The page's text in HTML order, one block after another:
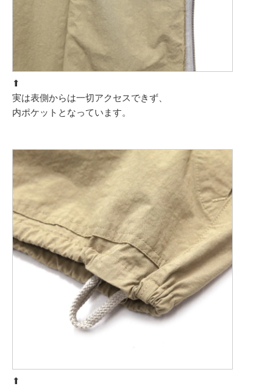
⬆︎
実は表側からは一切アクセスできず、
内ポケットとなっています。
⬆︎